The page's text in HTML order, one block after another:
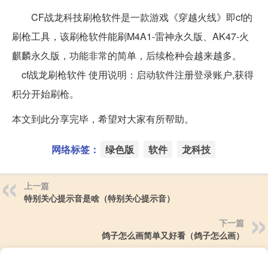
CF战龙科技刷枪软件是一款游戏《穿越火线》即cf的
刷枪工具，该刷枪软件能刷M4A1-雷神永久版、AK47-火
麒麟永久版，功能非常的简单，后续枪种会越来越多。
cf战龙刷枪软件 使用说明：启动软件注册登录账户,获得
积分开始刷枪。
本文到此分享完毕，希望对大家有所帮助。
网络标签： 绿色版 软件 龙科技
上一篇
特别关心提示音是啥（特别关心提示音）
下一篇
鸽子怎么画简单又好看（鸽子怎么画）